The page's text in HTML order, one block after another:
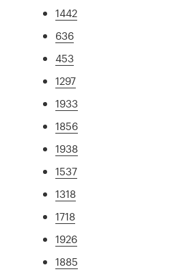
1442
636
453
1297
1933
1856
1938
1537
1318
1718
1926
1885